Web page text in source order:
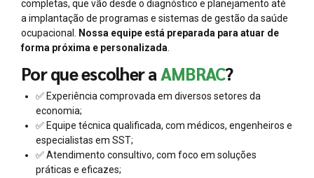
completas, que vão desde o diagnóstico e planejamento até
a implantação de programas e sistemas de gestão da saúde
ocupacional. Nossa equipe está preparada para atuar de
forma próxima e personalizada.
Por que escolher aAMBRAC?
✅ Experiência comprovada em diversos setores da
economia;
✅ Equipe técnica qualificada, com médicos, engenheiros e
especialistas em SST;
✅ Atendimento consultivo, com foco em soluções
práticas e eficazes;